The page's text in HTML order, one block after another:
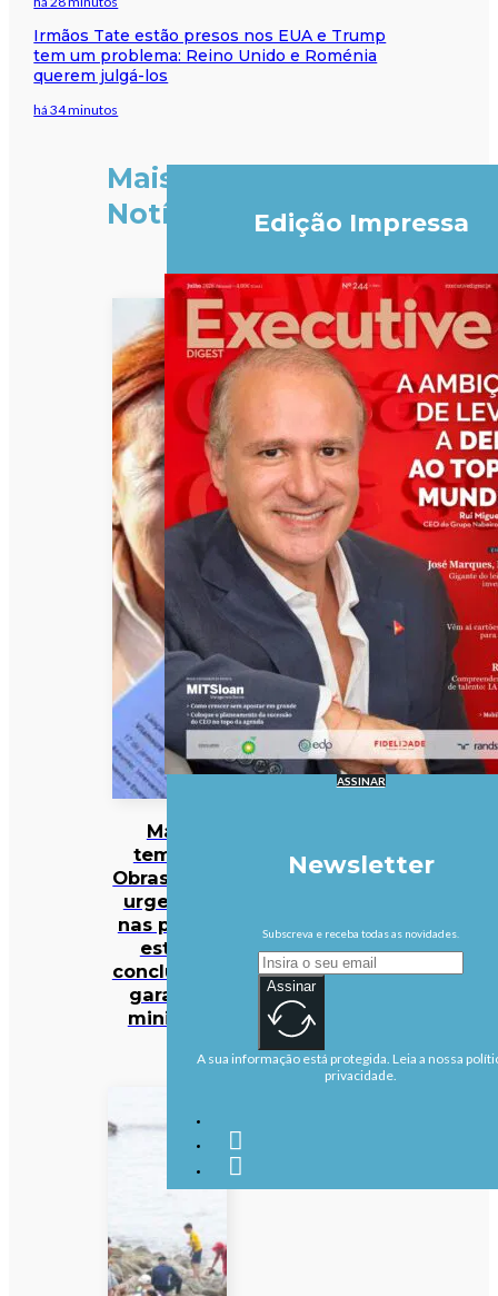
Irmãos Tate estão presos nos EUA e Trump
tem um problema: Reino Unido e Roménia
querem julgá-los
há 34 minutos
Mais
Notícias
Mau
tempo:
Obras mais
urgentes
nas praias
estão
concluídas,
garante
ministra
Edição Impressa
ASSINAR
Newsletter
Subscreva e receba todas as novidades.
Assinar
A sua informação está protegida. Leia a nossa
privacidade.